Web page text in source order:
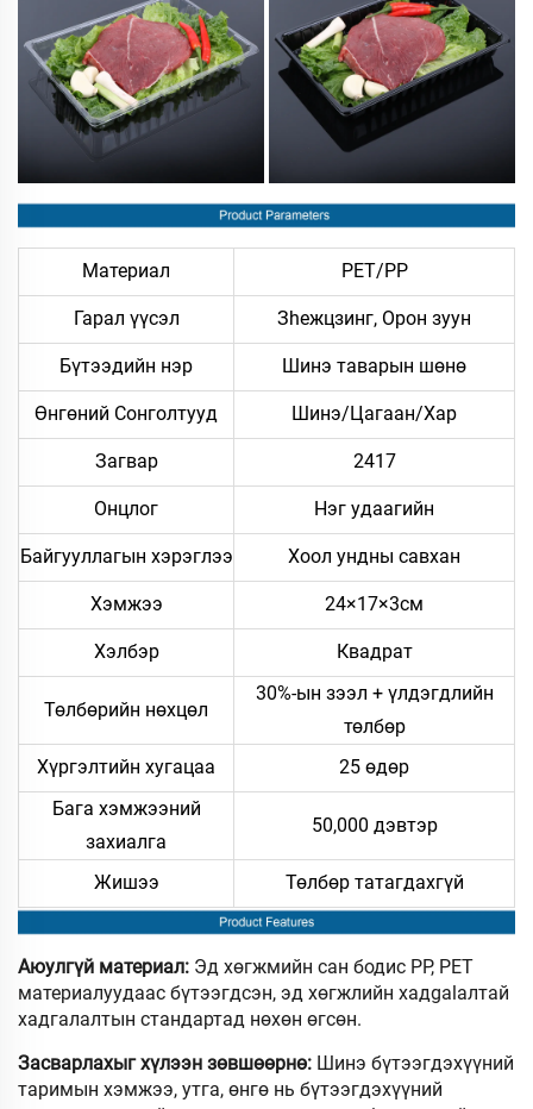
Материал PET/PP
Гарал үүсэл Зheжцзинг, Орон зуун
Бүтээдийн нэр Шинэ таварын шөнө
Өнгөний Сонголтууд Шинэ/Цагаан/Хар
Загвар 2417
Онцлог Нэг удаагийн
Байгууллагын хэрэглээ Хоол ундны савхан
Хэмжээ 24×17×3см
Хэлбэр Квадрат
Төлбөрийн нөхцөл
30%-ын зээл + үлдэгдлийн
төлбөр
Хүргэлтийн хугацаа
25 өдөр
Бага хэмжээний
захиалга
50,000 дэвтэр
Жишээ Төлбөр татагдахгүй
Аюулгүй материал: Эд хөгжмийн сан бодис PP, PET
материалуудаас бүтээгдсэн, эд хөгжлийн хадgalалтай
хадгалалтын стандартад нөхөн өгсөн.
Засварлахыг хүлээн зөвшөөрнө: Шинэ бүтээгдэхүүний
таримын хэмжээ, утга, өнгө нь бүтээгдэхүүний